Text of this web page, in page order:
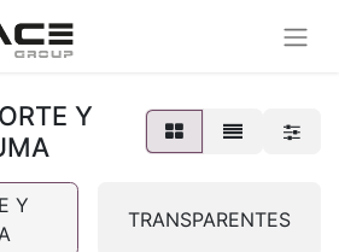
Y
Y
TRANSPARENTES